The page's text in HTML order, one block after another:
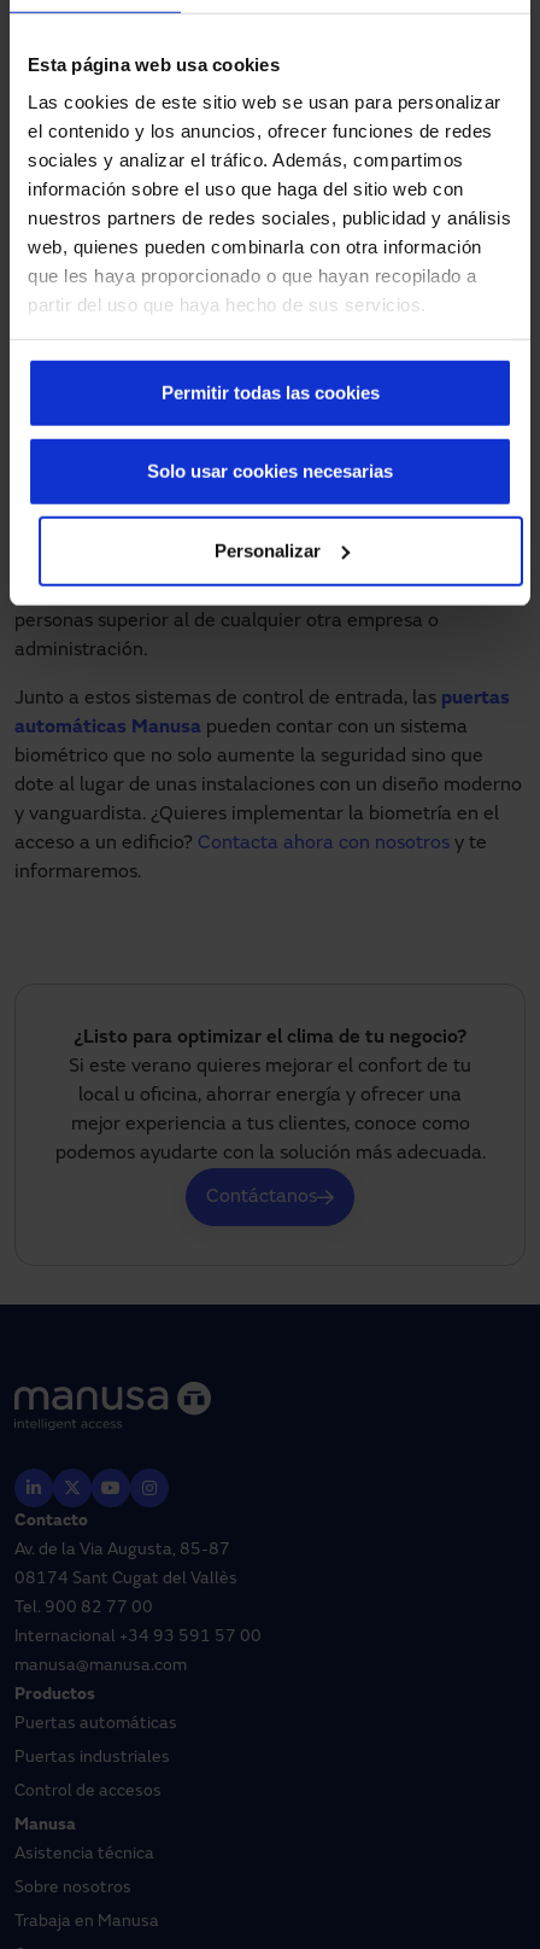
Esta página web usa cookies
Las cookies de este sitio web se usan para personalizar
el contenido y los anuncios, ofrecer funciones de redes
sociales y analizar el tráfico. Además, compartimos
información sobre el uso que haga del sitio web con
nuestros partners de redes sociales, publicidad y análisis
web, quienes pueden combinarla con otra información
que les haya proporcionado o que hayan recopilado a
partir del uso que haya hecho de sus servicios.
Permitir todas las cookies
Personalizar
Solo usar cookies necesarias
¿Qué productos Manusa pueden
integrar control de acceso
biométrico?
Pasillo con paneles batientes bidireccional
Pasillo con paneles batientes unidireccional
Molinetes altos
Estos son algunos ejemplos que podemos ver en lugares
oficinas que se dedican a tratarcuestiones de alta
seguridady que requieren unos niveles de control de
personas superior al de cualquier otra empresa o
administración.
Junto a estos sistemas de control de entrada, las puertas
automáticas Manusa pueden contar con un sistema
biométrico que no solo aumente la seguridad sino que
dote al lugar de unas instalaciones con un diseño moderno
y vanguardista. ¿Quieres implementar la biometría en el
acceso a un edificio? Contacta ahora con nosotros y te
informaremos.
¿Listo para optimizar el clima de tu negocio?
Si este verano quieres mejorar el confort de tu
local u oficina, ahorrar energía y ofrecer una
mejor experiencia a tus clientes, conoce como
podemos ayudarte con la solución más adecuada.
Contáctanos
Contacto
Av. de la Via Augusta, 85-87
08174 Sant Cugat del Vallès
Tel. 900 82 77 00
Internacional +34 93 591 57 00
manusa@manusa.com
Productos
Puertas automáticas
Puertas industriales
Control de accesos
Manusa
Asistencia técnica
Sobre nosotros
Trabaja en Manusa